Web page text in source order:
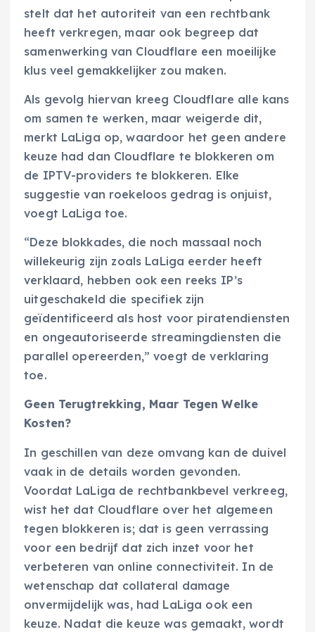
stelt dat het autoriteit van een rechtbank
heeft verkregen, maar ook begreep dat
samenwerking van Cloudflare een moeilijke
klus veel gemakkelijker zou maken.
Als gevolg hiervan kreeg Cloudflare alle kans
om samen te werken, maar weigerde dit,
merkt LaLiga op, waardoor het geen andere
keuze had dan Cloudflare te blokkeren om
de IPTV-providers te blokkeren. Elke
suggestie van roekeloos gedrag is onjuist,
voegt LaLiga toe.
“Deze blokkades, die noch massaal noch
willekeurig zijn zoals LaLiga eerder heeft
verklaard, hebben ook een reeks IP’s
uitgeschakeld die specifiek zijn
geïdentificeerd als host voor piratendiensten
en ongeautoriseerde streamingdiensten die
parallel opereerden,” voegt de verklaring
toe.
Geen Terugtrekking, Maar Tegen Welke
Kosten?
In geschillen van deze omvang kan de duivel
vaak in de details worden gevonden.
Voordat LaLiga de rechtbankbevel verkreeg,
wist het dat Cloudflare over het algemeen
tegen blokkeren is; dat is geen verrassing
voor een bedrijf dat zich inzet voor het
verbeteren van online connectiviteit. In de
wetenschap dat collateral damage
onvermijdelijk was, had LaLiga ook een
keuze. Nadat die keuze was gemaakt, wordt